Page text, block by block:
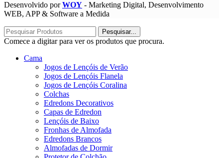
Desenvolvido porWOY - Marketing Digital, Desenvolvimento
WEB, APP & Software a Medida
Pesquisar...
Comece a digitar para ver os produtos que procura.
Cama
Jogos de Lençóis de Verão
Jogos de Lençóis Flanela
Jogos de Lençóis Coralina
Colchas
Edredons Decorativos
Capas de Edredon
Lençóis de Baixo
Fronhas de Almofada
Edredons Brancos
Almofadas de Dormir